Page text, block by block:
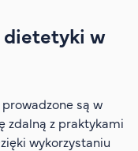
dietetyki w
są w
zdalną z praktykami
wykorzystaniu